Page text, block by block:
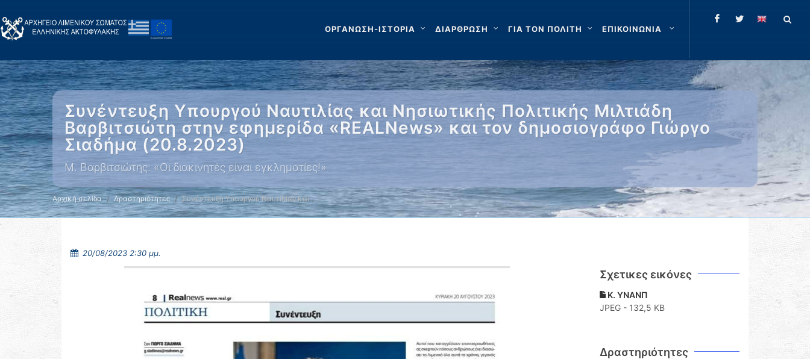
ΟΡΓΑΝΩΣΗ-ΙΣΤΟΡΙΑ ΔΙΑΡΘΡΩΣΗ ΓΙΑ ΤΟΝ ΠΟΛΙΤΗ ΕΠΙΚΟΙΝΩΝΙΑ
Συνέντευξη Υπουργού Ναυτιλίας και Νησιωτικής Πολιτικής Μιλτιάδη
Βαρβιτσιώτη στην εφημερίδα «REALNews» και τον δημοσιογράφο Γιώργο
Σιαδήμα (20.8.2023)
Μ. Βαρβιτσιώτης: «Οι διακινητές είναι εγκληματίες!»
Αρχική σελίδα Δραστηριότητες Συνέντευξη Υπουργού Ναυτιλίας και …
20/08/2023 2:30 μμ.
Σχετικες εικόνες
K. YNANΠ
JPEG - 132,5 KB
Δραστηριότητες